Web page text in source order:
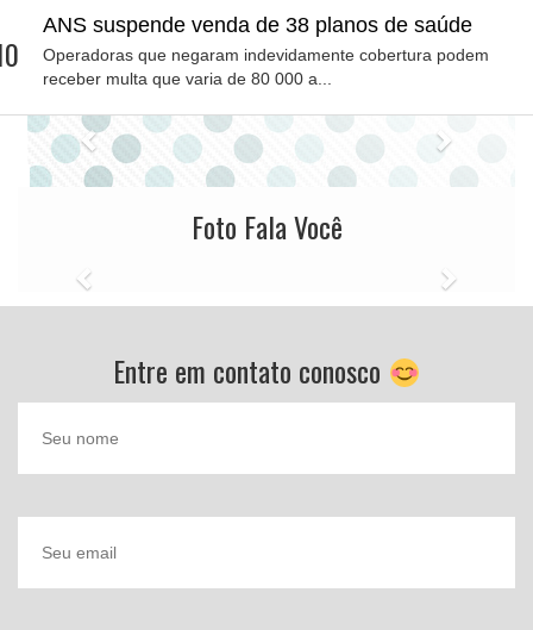
ANS suspende venda de 38 planos de saúde
Operadoras que negaram indevidamente cobertura podem
receber multa que varia de 80 000 a...
Previous Next
Foto Fala Você
Previous Next
Entre em contato conosco